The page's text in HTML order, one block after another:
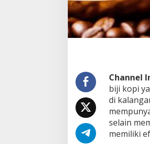
a
u
l
Channel
biji kopi
di
selain
memiliki